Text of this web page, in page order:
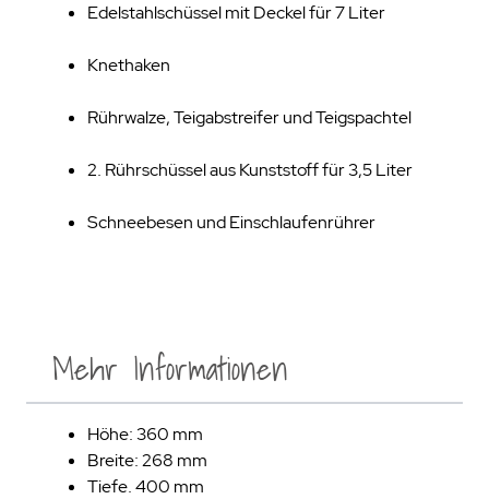
Edelstahlschüssel mit Deckel für 7 Liter
Knethaken
Rührwalze, Teigabstreifer und Teigspachtel
2. Rührschüssel aus Kunststoff für 3,5 Liter
Schneebesen und Einschlaufenrührer
Mehr Informationen
Höhe: 360 mm
Breite: 268 mm
Tiefe. 400 mm